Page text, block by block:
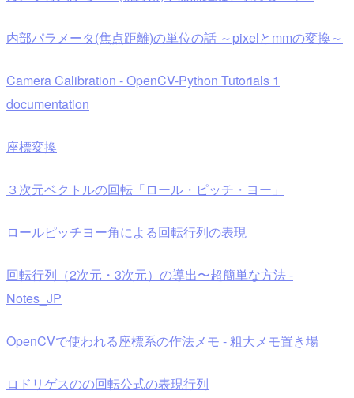
内部パラメータ(焦点距離)の単位の話 ～pixelとmmの変換～
Camera Calibration - OpenCV-Python Tutorials 1
documentation
座標変換
３次元ベクトルの回転「ロール・ピッチ・ヨー」
ロールピッチヨー角による回転行列の表現
回転行列（2次元・3次元）の導出〜超簡単な方法 -
Notes_JP
OpenCVで使われる座標系の作法メモ - 粗大メモ置き場
ロドリゲスのの回転公式の表現行列